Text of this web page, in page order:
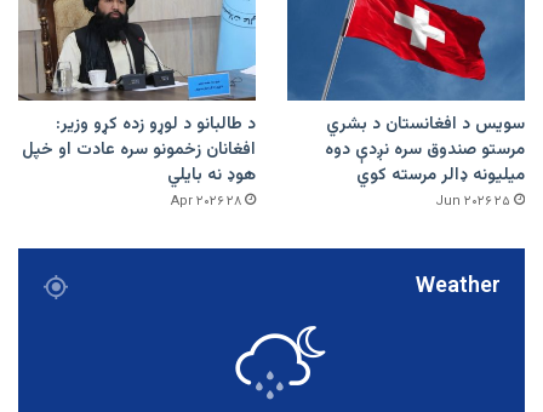
سویس د افغانستان د بشري
مرستو صندوق سره نږدې دوه
میلیونه ډالر مرسته کوي
۲۵ Jun ۲۰۲۶
د طالبانو د لوړو زده کړو وزیر:
افغانان زخمونو سره عادت او خپل
هوډ نه بایلي
۲۸ Apr ۲۰۲۶
Weather